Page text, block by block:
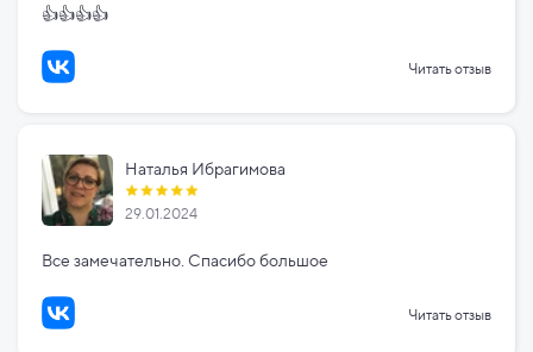
👍👍👍👍
Читать отзыв
Наталья Ибрагимова
29.01.2024
Все замечательно. Спасибо большое
Читать отзыв